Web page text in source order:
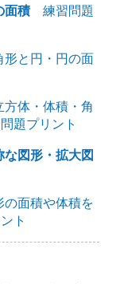
面積 練習問題
形と円・円の面
方体・体積・角
題プリント
図形・拡大図
の面積や体積を
ト